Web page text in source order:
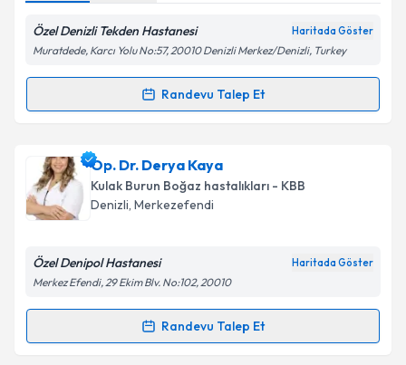
Metni'ni okudum ve kişisel verilerimin belirtilen
kapsamda işlenmesini kabul ediyorum.
Takvim Talebini Gönder
Özel Denizli Tekden Hastanesi Haritada Göster
Muratdede, Karcı Yolu No:57, 20010 Denizli Merkez/Denizli, Turkey
Randevu Talep Et
Randevu Takvimi Talebi
Op. Dr. ÖZLEM ÖZERiçin randevu takvimi talebi
oluşturun. Size bu uzmandan randevu almanız için bir
takvim hazırlandığında e-posta ile bilgilendireceğiz.
Kişisel verilerimin işlenmesine ilişkin
Metni'ni okudum ve kişisel verilerimin belirtilen
Op. Dr. Derya Kaya
Kulak Burun Boğaz hastalıkları - KBB
Denizli, Merkezefendi
Özel Denipol Hastanesi Haritada Göster
Merkez Efendi, 29 Ekim Blv. No:102, 20010
Randevu Talep Et
Randevu Takvimi Talebi